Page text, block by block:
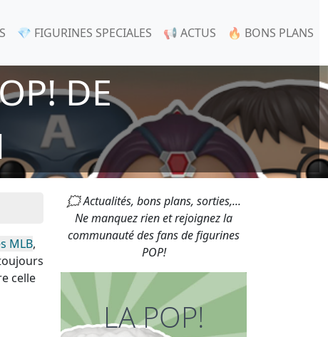
💎 FIGURINES SPECIALES 📢 ACTUS 🔥 BONS PLANS
DE
MLB,
celle
🗯 Actualités, bons plans, sorties,...
Ne manquez rien et rejoignez la
communauté des fans de figurines
POP!
LA POP!